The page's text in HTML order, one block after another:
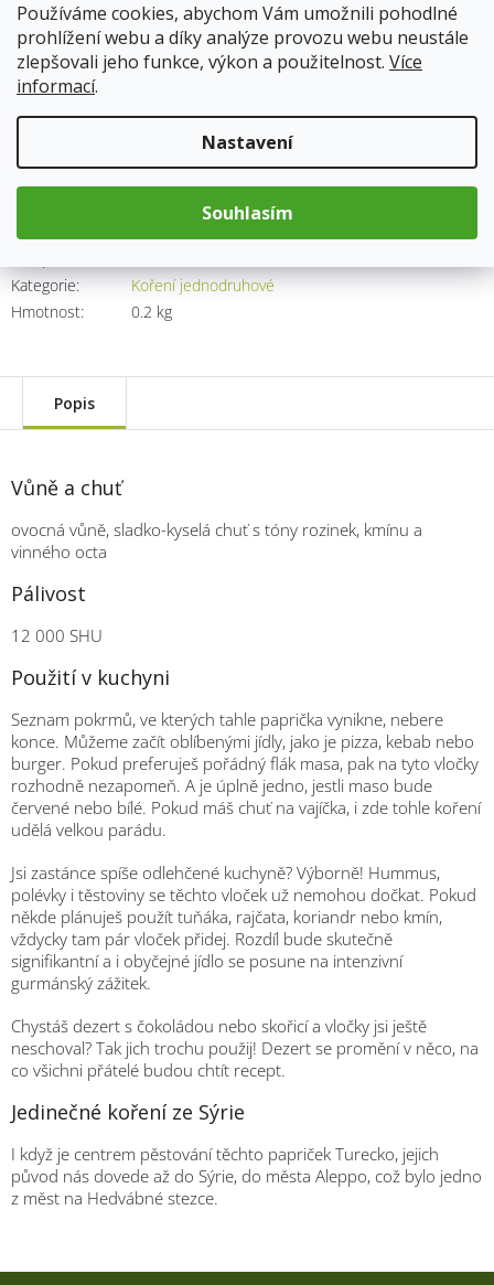
Používáme cookies, abychom Vám umožnili pohodlné
prohlížení webu a díky analýze provozu webu neustále
zlepšovali jeho funkce, výkon a použitelnost. Více
informací.
Nastavení
Souhlasím
Skladem(10 ks) 13.8.2026
Kategorie:
Koření jednodruhové
Hmotnost: 0.2 kg
65 Kč
Měrná
cena:
Popis
Vůně a chuť
ovocná vůně, sladko-kyselá chuť s tóny rozinek, kmínu a
vinného octa
Pálivost
12 000 SHU
Použití v kuchyni
Seznam pokrmů, ve kterých tahle paprička vynikne, nebere
konce. Můžeme začít oblíbenými jídly, jako je pizza, kebab nebo
burger. Pokud preferuješ pořádný flák masa, pak na tyto vločky
rozhodně nezapomeň. A je úplně jedno, jestli maso bude
červené nebo bílé. Pokud máš chuť na vajíčka, i zde tohle koření
udělá velkou parádu.
Jsi zastánce spíše odlehčené kuchyně? Výborně! Hummus,
polévky i těstoviny se těchto vloček už nemohou dočkat. Pokud
někde plánuješ použít tuňáka, rajčata, koriandr nebo kmín,
vždycky tam pár vloček přidej. Rozdíl bude skutečně
signifikantní a i obyčejné jídlo se posune na intenzivní
gurmánský zážitek.
Chystáš dezert s čokoládou nebo skořicí a vločky jsi ještě
neschoval? Tak jich trochu použij! Dezert se promění v něco, na
co všichni přátelé budou chtít recept.
Jedinečné koření ze Sýrie
I když je centrem pěstování těchto papriček Turecko, jejich
původ nás dovede až do Sýrie, do města Aleppo, což bylo jedno
z měst na Hedvábné stezce.